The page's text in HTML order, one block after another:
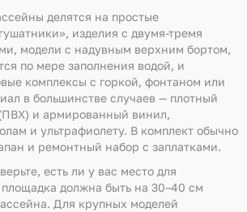
делятся на простые
изделия с двумя-тремя
модели с надувным верхним бортом,
по мере заполнения водой, и
комплексы с горкой, фонтаном или
в большинстве случаев — плотный
и армированный винил,
и ультрафиолету. В комплект обычно
и ремонтный набор с заплатками.
есть ли у вас место для
должна быть на 30–40 см
Для крупных моделей